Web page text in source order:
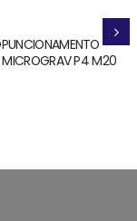
MICROGRAV P4 M20